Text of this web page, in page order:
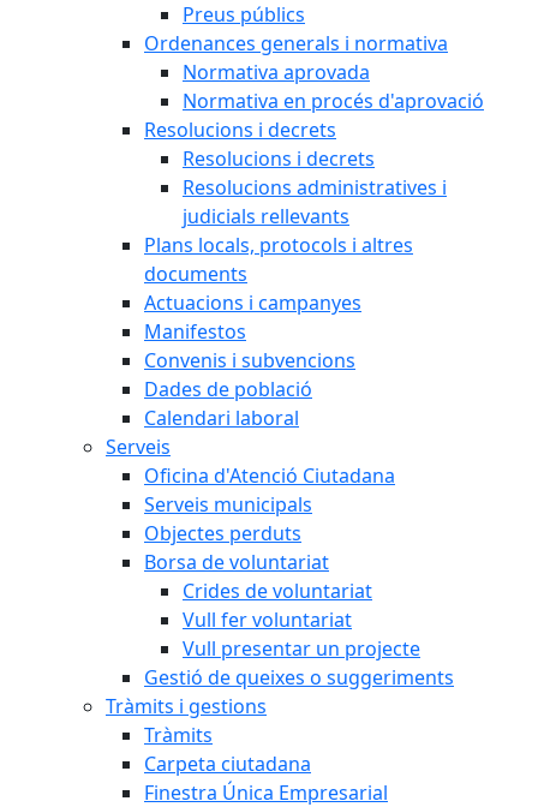
Preus públics
Ordenances generals i normativa
Normativa aprovada
Normativa en procés d'aprovació
Resolucions i decrets
Resolucions i decrets
Resolucions administratives i
judicials rellevants
Plans locals, protocols i altres
documents
Actuacions i campanyes
Manifestos
Convenis i subvencions
Dades de població
Calendari laboral
Serveis
Oficina d'Atenció Ciutadana
Serveis municipals
Objectes perduts
Borsa de voluntariat
Crides de voluntariat
Vull fer voluntariat
Vull presentar un projecte
Gestió de queixes o suggeriments
Tràmits i gestions
Tràmits
Carpeta ciutadana
Finestra Única Empresarial